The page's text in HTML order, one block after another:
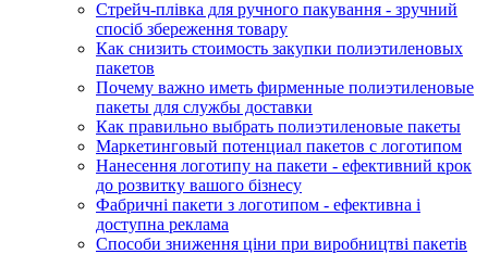
Стрейч-плівка для ручного пакування - зручний
спосіб збереження товару
Как снизить стоимость закупки полиэтиленовых
пакетов
Почему важно иметь фирменные полиэтиленовые
пакеты для службы доставки
Как правильно выбрать полиэтиленовые пакеты
Маркетинговый потенциал пакетов с логотипом
Нанесення логотипу на пакети - ефективний крок
до розвитку вашого бізнесу
Фабричні пакети з логотипом - ефективна і
доступна реклама
Способи зниження ціни при виробництві пакетів